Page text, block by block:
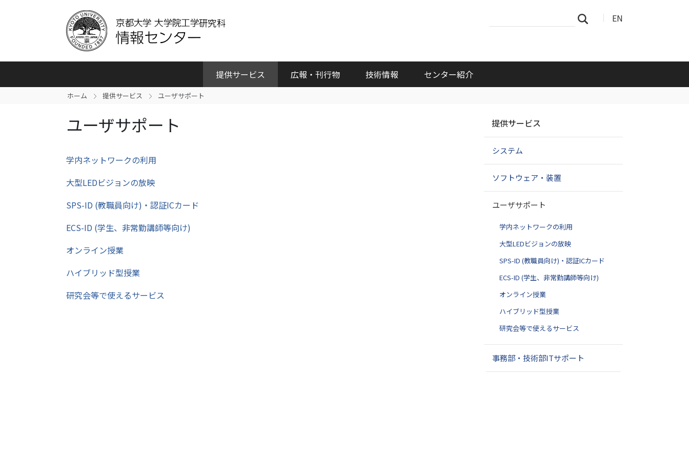
EN
提供サービス 広報・刊行物 技術情報 センター紹介
イ
細
ホーム 提供サービス ユーザサポート
ユーザサポート
学内ネットワークの利用
大型LEDビジョンの放映
SPS-ID (教職員向け)・認証ICカード
ECS-ID (学生、非常勤講師等向け)
オンライン授業
ハイブリッド型授業
研究会等で使えるサービス
ビ
ゲ
シ
ン
提供サービス
システム
ソフトウェア・装置
ユーザサポート
学内ネットワークの利用
大型LEDビジョンの放映
SPS-ID (教職員向け)・認証ICカード
ECS-ID (学生、非常勤講師等向け)
オンライン授業
ハイブリッド型授業
研究会等で使えるサービス
事務部・技術部ITサポート